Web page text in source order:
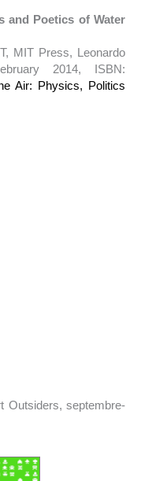
and Poetics of Water
MIT Press, Leonardo
2014, ISBN:
Air: Physics, Politics
Outsiders, septembre-